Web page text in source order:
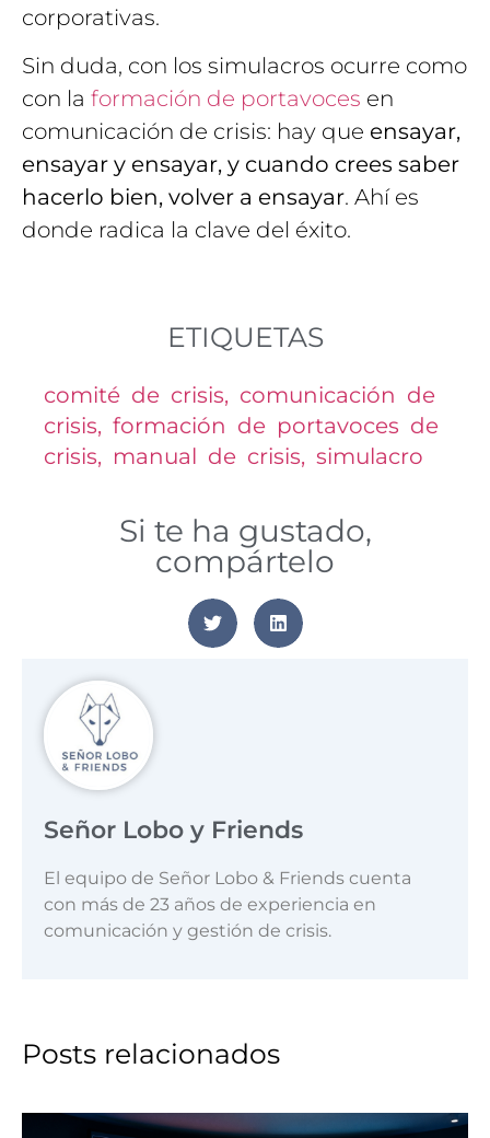
corporativas.
Sin duda, con los simulacros ocurre como
con la formación de portavoces en
comunicación de crisis: hay que ensayar,
ensayar y ensayar, y cuando crees saber
hacerlo bien, volver a ensayar. Ahí es
donde radica la clave del éxito.
ETIQUETAS
comité de crisis, comunicación de
crisis, formación de portavoces de
crisis, manual de crisis, simulacro
Si te ha gustado,
compártelo
Señor Lobo y Friends
El equipo de Señor Lobo & Friends cuenta
con más de 23 años de experiencia en
comunicación y gestión de crisis.
Posts relacionados